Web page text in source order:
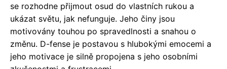
se rozhodne přijmout osud do vlastních rukou a
ukázat světu, jak nefunguje. Jeho činy jsou
motivovány touhou po spravedlnosti a snahou o
změnu. D-fense je postavou s hlubokými emocemi a
jeho motivace je silně propojena s jeho osobními